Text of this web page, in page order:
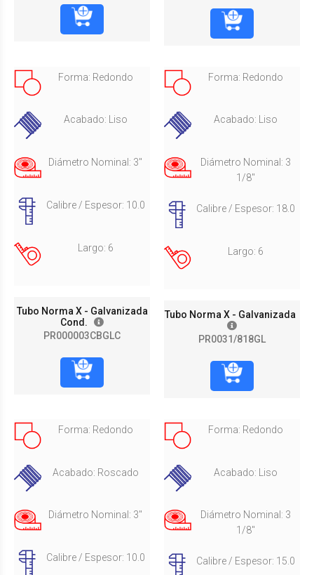
Forma: Redondo
Acabado: Liso
Diámetro Nominal: 3"
Calibre / Espesor: 10.0
Largo: 6
Tubo Norma X - Galvanizada
Cond.
PR000003CBGLC
Forma: Redondo
Acabado: Liso
Diámetro Nominal: 3
1/8"
Calibre / Espesor: 18.0
Largo: 6
Tubo Norma X - Galvanizada
PR0031/818GL
Forma: Redondo
Acabado: Roscado
Diámetro Nominal: 3"
Calibre / Espesor: 10.0
Forma: Redondo
Acabado: Liso
Diámetro Nominal: 3
1/8"
Calibre / Espesor: 15.0